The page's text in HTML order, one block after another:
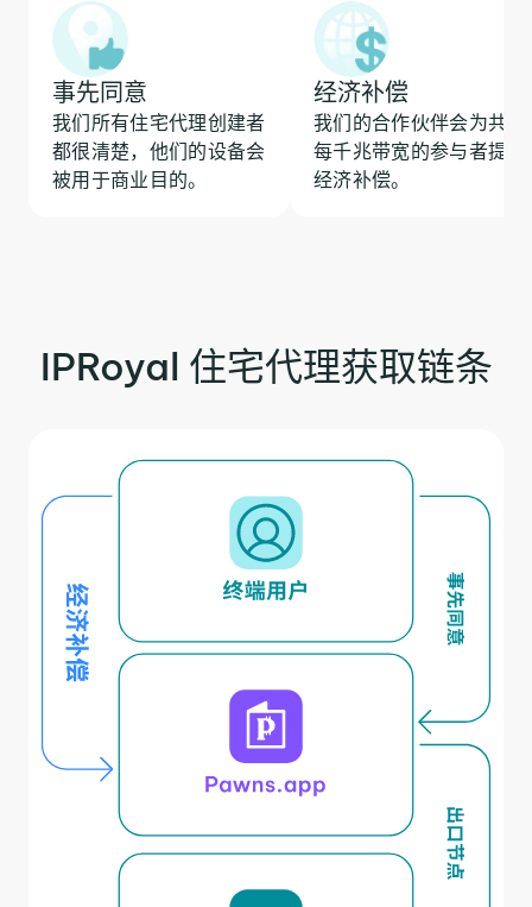
事先同意
我们所有住宅代理创建者
都很清楚，他们的设备会
被用于商业目的。
经济补偿
我们的合作伙伴会为共享
每千兆带宽的参与者提供
经济补偿。
IPRoyal 住宅代理获取链条